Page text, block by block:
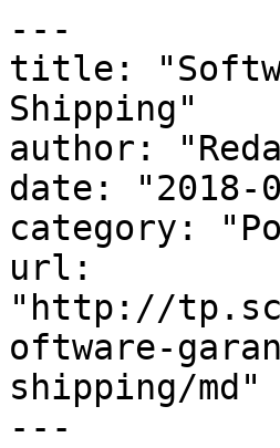
---
title:
Shipping"
author:
date: "2018-
category:
url:
"http://
oftware-
shipping/md"
---